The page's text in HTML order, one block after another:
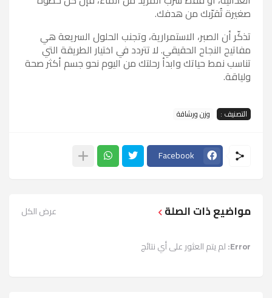
صغيرة تُقرّبك من هدفك.
تذكّر أن الصبر، الاستمرارية، وتجنب الحلول السريعة هي
مفاتيح النجاح الحقيقي. لا تتردد في اختيار الطريقة التي
تناسب نمط حياتك وابدأ رحلتك من اليوم نحو جسم أكثر صحة
ولياقة.
التصنيف : وزن ورشاقة
Facebook
مواضيع ذات الصلة عرض الكل
Error: لم يتم العثور على أي نتائج